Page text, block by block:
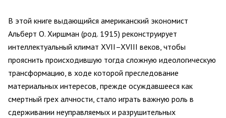
В этой книге выдающийся американский экономист
Альберт О. Хиршман (род. 1915) реконструирует
интеллектуальный климат XVII–XVIII веков, чтобы
прояснить происходившую тогда сложную идеологическую
трансформацию, в ходе которой преследование
материальных интересов, прежде осуждавшееся как
смертный грех алчности, стало играть важную роль в
сдерживании неуправляемых и разрушительных